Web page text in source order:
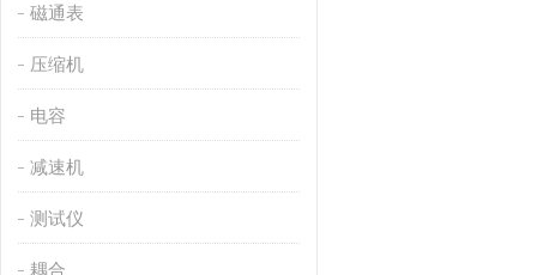
磁通表
压缩机
电容
减速机
测试仪
耦合